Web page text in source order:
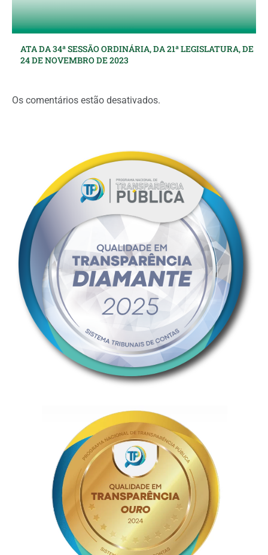
ATA DA 34ª SESSÃO ORDINÁRIA, DA 21ª LEGISLATURA, DE
24 DE NOVEMBRO DE 2023
Os comentários estão desativados.